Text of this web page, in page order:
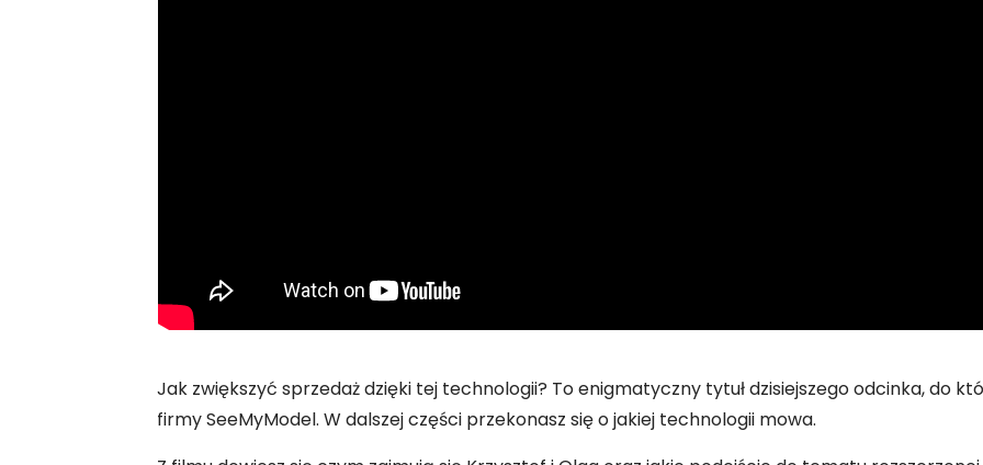
Jak zwiększyć sprzedaż dzięki tej technologii? To enigmatyczny tytuł dzisiejszego odcinka, do
firmy SeeMyModel. W dalszej części przekonasz się o jakiej technologii mowa.